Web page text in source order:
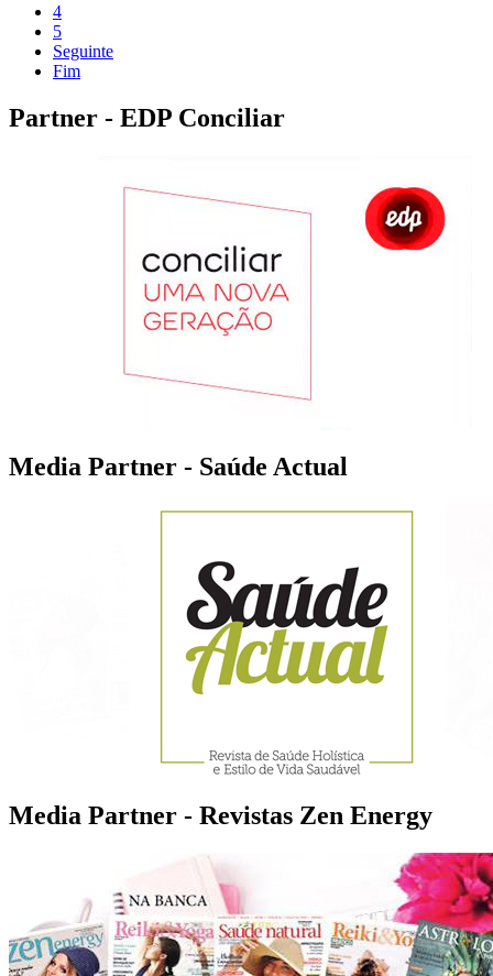
4
5
Seguinte
Fim
Partner - EDP Conciliar
Media Partner - Saúde Actual
Media Partner - Revistas Zen Energy